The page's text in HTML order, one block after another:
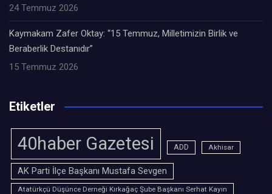
24 Temmuz 2026
Kaymakam Zafer Oktay: “15 Temmuz, Milletimizin Birlik ve
Beraberlik Destanıdır”
15 Temmuz 2026
Etiketler
40haber Gazetesi ADD Akhisar
AK Parti İlçe Başkanı Mustafa Sevgen
Atatürkçü Düşünce Derneği Kırkağaç Şube Başkanı Serhat Kayın